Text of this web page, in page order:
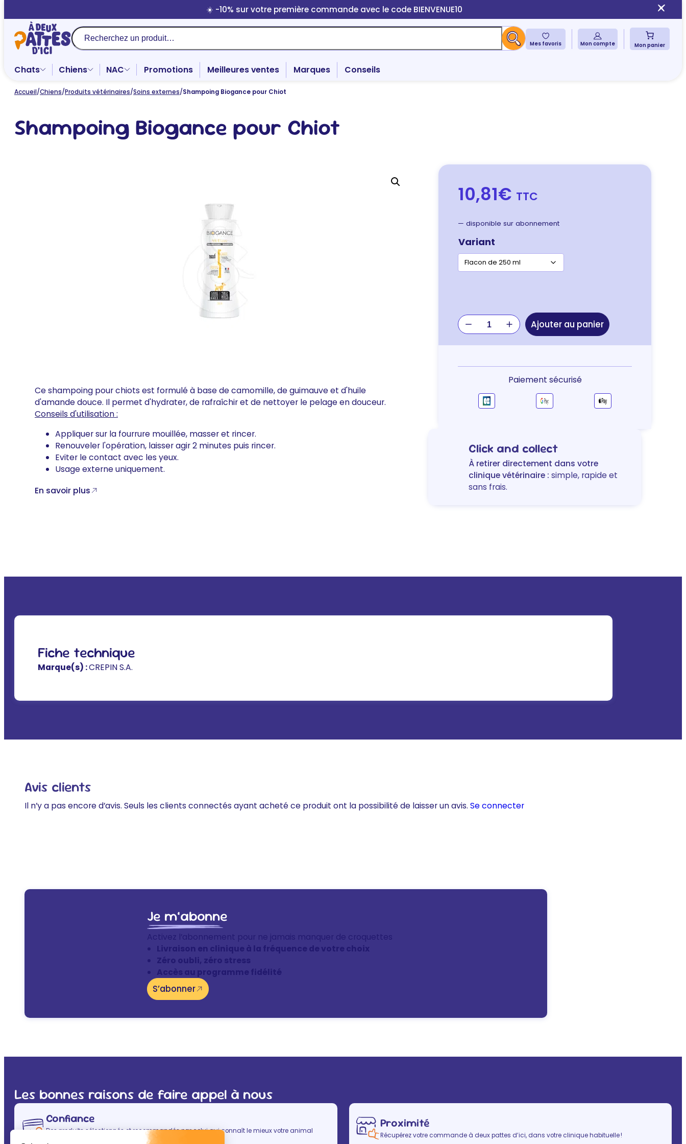
au
contenu
☀️ -10% sur votre première commande avec le code BIENVENUE10
Recherche
Mes favoris Mon compte Mon panier
Chats Chiens NAC Promotions Meilleures ventes Marques Conseils
Accueil/Chiens/Produits vétérinaires/Soins externes/Shampoing Biogance pour Chiot
Shampoing Biogance pour Chiot
Ce shampoing pour chiots est formulé à base de camomille, de guimauve et d'huile
d'amande douce. Il permet d'hydrater, de rafraîchir et de nettoyer le pelage en douceur.
Conseils d'utilisation :
Appliquer sur la fourrure mouillée, masser et rincer.
Renouveler l'opération, laisser agir 2 minutes puis rincer.
Eviter le contact avec les yeux.
Usage externe uniquement.
En savoir plus
10,81€ TTC
— disponible sur abonnement
Variant
quantité
de
Shampoing
pour
Ajouter au panier
Paiement sécurisé
Click and collect
À retirer directement dans votre
clinique vétérinaire : simple, rapide et
sans frais.
Fiche technique
Marque(s) :CREPIN S.A.
Avis clients
Il n’y a pas encore d’avis. Seuls les clients connectés ayant acheté ce produit ont la possibilité de laisser un avis. Se connecter
Je m’abonne
Activez l’abonnement pour ne jamais manquer de croquettes
Livraison en clinique à la fréquence de votre choix
Zéro oubli, zéro stress
Accès au programme fidélité
S’abonner
Les bonnes raisons de faire appel à nous
Confiance
Des produits sélectionnés et recommandés par celui qui connaît le mieux votre animal
(après vous évidemment ! ) : votre vétérinaire.
Proximité
Récupérez votre commande à deux pattes d’ici, dans votre clinique habituelle !